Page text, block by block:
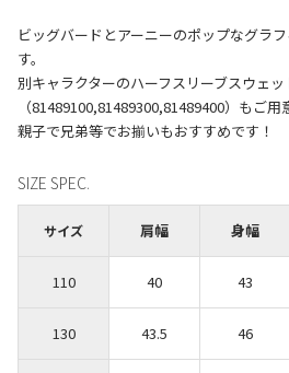
ビッグバードとアーニーのポップなグラ
す。
別キャラクターのハーフスリーブスウェッ
（81489100,81489300,81489400）もご用
SIZE SPEC.
サイズ 肩幅 身幅
110 40 43
130 43.5 46